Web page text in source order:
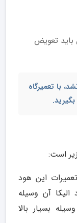
تعویض
با تعمیرگاه
است:
این هود
آن وسیله
بسیار بالا